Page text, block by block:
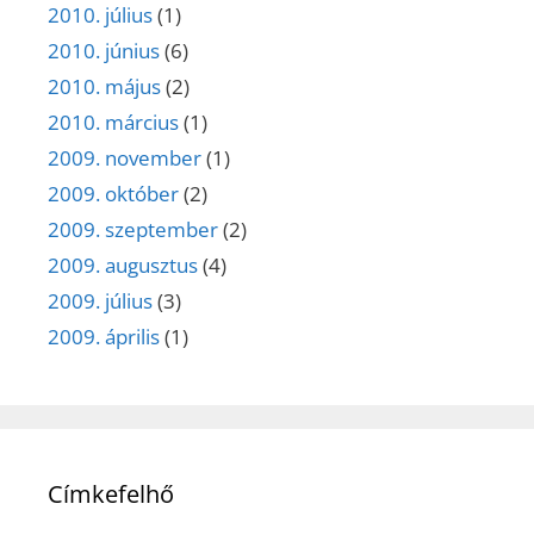
2010. július(1)
2010. június(6)
2010. május(2)
2010. március(1)
2009. november(1)
2009. október(2)
2009. szeptember(2)
2009. augusztus(4)
2009. július(3)
2009. április(1)
Címkefelhő